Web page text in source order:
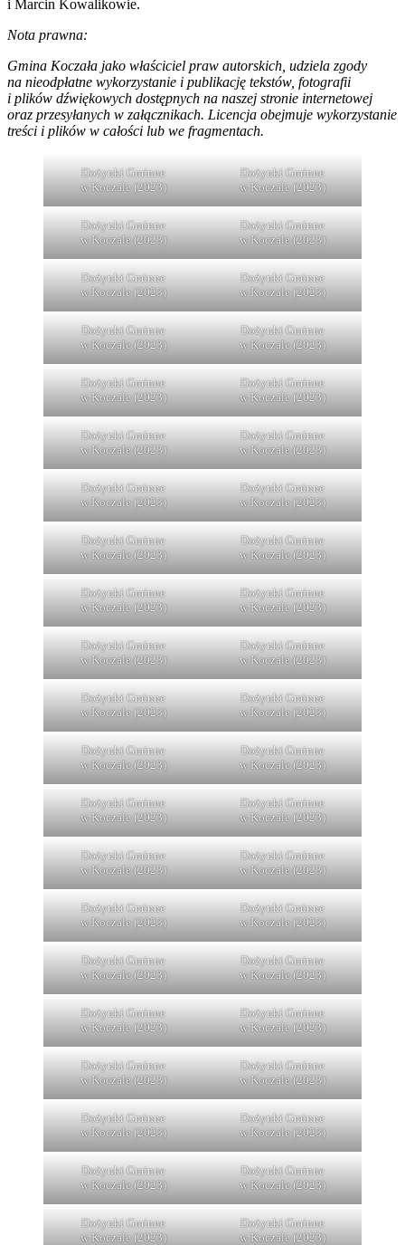
i Marcin Kowalikowie.
Nota prawna:
Gmina Koczała jako właściciel praw autorskich, udziela zgody
na nieodpłatne wykorzystanie i publikację tekstów, fotografii
i plików dźwiękowych dostępnych na naszej stronie internetowej
oraz przesyłanych w załącznikach. Licencja obejmuje wykorzystanie
treści i plików w całości lub we fragmentach.
Dożynki Gminne
w Koczale (2023)
Dożynki Gminne
w Koczale (2023)
Dożynki Gminne
w Koczale (2023)
Dożynki Gminne
w Koczale (2023)
Dożynki Gminne
w Koczale (2023)
Dożynki Gminne
w Koczale (2023)
Dożynki Gminne
w Koczale (2023)
Dożynki Gminne
w Koczale (2023)
Dożynki Gminne
w Koczale (2023)
Dożynki Gminne
w Koczale (2023)
Dożynki Gminne
w Koczale (2023)
Dożynki Gminne
w Koczale (2023)
Dożynki Gminne
w Koczale (2023)
Dożynki Gminne
w Koczale (2023)
Dożynki Gminne
w Koczale (2023)
Dożynki Gminne
w Koczale (2023)
Dożynki Gminne
w Koczale (2023)
Dożynki Gminne
w Koczale (2023)
Dożynki Gminne
w Koczale (2023)
Dożynki Gminne
w Koczale (2023)
Dożynki Gminne
w Koczale (2023)
Dożynki Gminne
w Koczale (2023)
Dożynki Gminne
w Koczale (2023)
Dożynki Gminne
w Koczale (2023)
Dożynki Gminne
w Koczale (2023)
Dożynki Gminne
w Koczale (2023)
Dożynki Gminne
w Koczale (2023)
Dożynki Gminne
w Koczale (2023)
Dożynki Gminne
w Koczale (2023)
Dożynki Gminne
w Koczale (2023)
Dożynki Gminne
w Koczale (2023)
Dożynki Gminne
w Koczale (2023)
Dożynki Gminne
w Koczale (2023)
Dożynki Gminne
w Koczale (2023)
Dożynki Gminne
w Koczale (2023)
Dożynki Gminne
w Koczale (2023)
Dożynki Gminne
w Koczale (2023)
Dożynki Gminne
w Koczale (2023)
Dożynki Gminne
w Koczale (2023)
Dożynki Gminne
w Koczale (2023)
Dożynki Gminne
w Koczale (2023)
Dożynki Gminne
w Koczale (2023)